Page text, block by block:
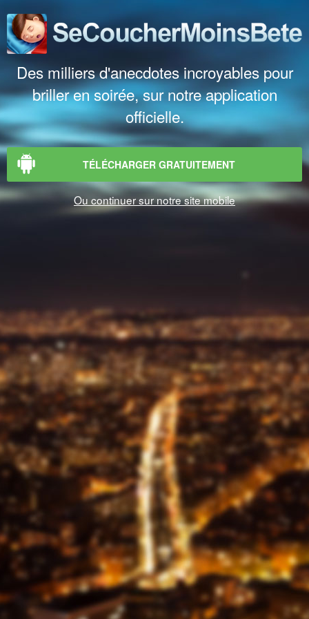
Des milliers d'anecdotes incroyables pour
briller en soirée, sur notre application
officielle.
TÉLÉCHARGER GRATUITEMENT
Ou continuer sur notre site mobile